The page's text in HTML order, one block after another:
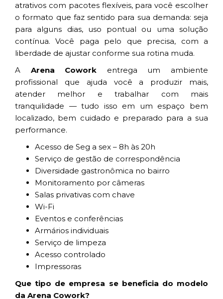
atrativos com pacotes flexíveis, para você escolher
o formato que faz sentido para sua demanda: seja
para alguns dias, uso pontual ou uma solução
contínua. Você paga pelo que precisa, com a
liberdade de ajustar conforme sua rotina muda.
A Arena Cowork entrega um ambiente
profissional que ajuda você a produzir mais,
atender melhor e trabalhar com mais
tranquilidade — tudo isso em um espaço bem
localizado, bem cuidado e preparado para a sua
performance.
Acesso de Seg a sex – 8h às 20h
Serviço de gestão de correspondência
Diversidade gastronômica no bairro
Monitoramento por câmeras
Salas privativas com chave
Wi-Fi
Eventos e conferências
Armários individuais
Serviço de limpeza
Acesso controlado
Impressoras
Que tipo de empresa se beneficia do modelo
da Arena Cowork?